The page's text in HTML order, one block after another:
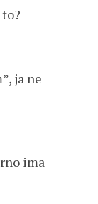
ja ne
ima